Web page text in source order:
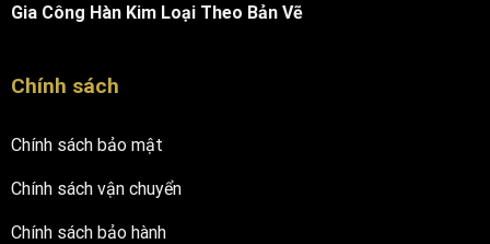
Gia Công Hàn Kim Loại Theo Bản Vẽ
Chính sách
Chính sách bảo mật
Chính sách vận chuyển
Chính sách bảo hành